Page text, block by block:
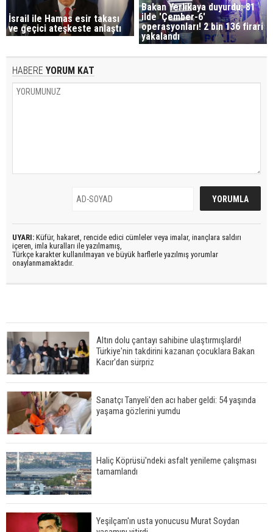
İsrail ile Hamas esir takası
ve geçici ateşkeste anlaştı
Bakan Yerlikaya duyurdu: 81
ilde 'Çember-6'
operasyonları! 2 bin 136 firari
yakalandı
HABERE YORUM KAT
UYARI: Küfür, hakaret, rencide edici cümleler veya imalar, inançlara saldırı
içeren, imla kuralları ile yazılmamış,
Türkçe karakter kullanılmayan ve büyük harflerle yazılmış yorumlar
onaylanmamaktadır.
Altın dolu çantayı sahibine ulaştırmışlardı!
Türkiye'nin takdirini kazanan çocuklara Bakan
Kacır'dan sürpriz
Sanatçı Tanyeli'den acı haber geldi: 54 yaşında
yaşama gözlerini yumdu
Haliç Köprüsü'ndeki asfalt yenileme çalışması
tamamlandı
Yeşilçam'ın usta yonucusu Murat Soydan